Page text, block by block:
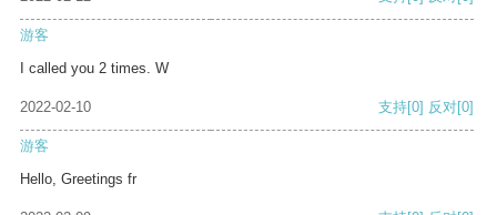
游客
I called you 2 times. W
2022-02-10 支持[0] 反对[0]
游客
Hello, Greetings fr